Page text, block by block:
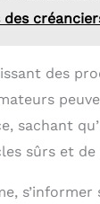
des
sachant
sûrs et